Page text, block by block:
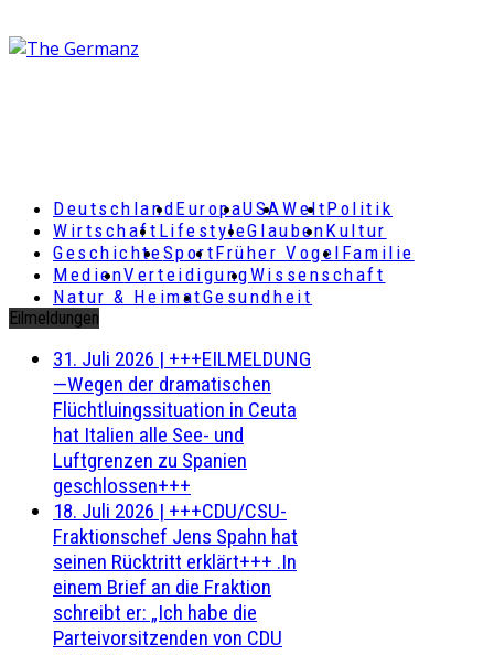
DeutschlandEuropaUSAWeltPolitik
Wirtschaft LifestyleGlaubenKultur
GeschichteSportFrüher Vogel Familie
MedienVerteidigungWissenschaft
Natur & HeimatGesundheit
Eilmeldungen
31. Juli 2026 | +++EILMELDUNG
—Wegen der dramatischen
Flüchtluingssituation in Ceuta
hat Italien alle See- und
Luftgrenzen zu Spanien
geschlossen+++
18. Juli 2026 | +++CDU/CSU-
Fraktionschef Jens Spahn hat
seinen Rücktritt erklärt+++ .In
einem Brief an die Fraktion
schreibt er: „Ich habe die
Parteivorsitzenden von CDU